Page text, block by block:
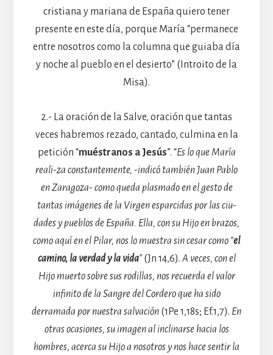
cristiana y mariana de España quiero tener
presente en este día, porque María “permanece
entre nosotros como la columna que guiaba día
y noche al pueblo en el desierto” (Introito de la
Misa).
2.- La oración de la Salve, oración que tantas
veces habremos rezado, cantado, culmina en la
petición “muéstranos a Jesús”. “Es lo que María
reali-za constantemente, -indicó también Juan Pablo
en Zaragoza- como queda plasmado en el gesto de
tantas imágenes de la Virgen esparcidas por las ciu-
dades y pueblos de España. Ella, con su Hijo en brazos,
como aquí en el Pilar, nos lo muestra sin cesar como “el
camino, la verdad y la vida”(Jn 14,6). A veces, con el
Hijo muerto sobre sus rodillas, nos recuerda el valor
infinito de la Sangre del Cordero que ha sido
derramada por nuestra salvación (1Pe 1,18s; Ef.1,7). En
otras ocasiones, su imagen al inclinarse hacia los
hombres, acerca su Hijo a nosotros y nos hace sentir la